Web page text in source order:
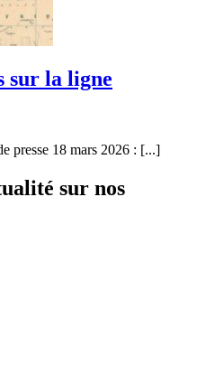
sur la ligne
presse 18 mars 2026 : [...]
sur nos